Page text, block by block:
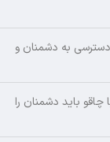
دسترسی به دشمنان و
باید دشمنان را